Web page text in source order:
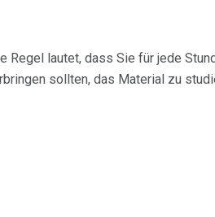
Regel lautet, dass Sie für jede
sollten, das Material zu